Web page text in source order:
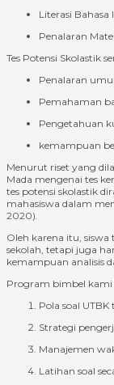
Literasi Bahasa
Penalaran
Tes Potensi Skolastik
Penalaran
Pemahaman
Pengetahuan
kemampuan
Menurut riset yang
Mada mengenai tes
tes potensi skolastik
mahasiswa dalam
2020).
Oleh karena itu,
sekolah, tetapi juga
kemampuan analisis
Program bimbel
Pola soal UTBK
Strategi
Manajemen
Latihan soal